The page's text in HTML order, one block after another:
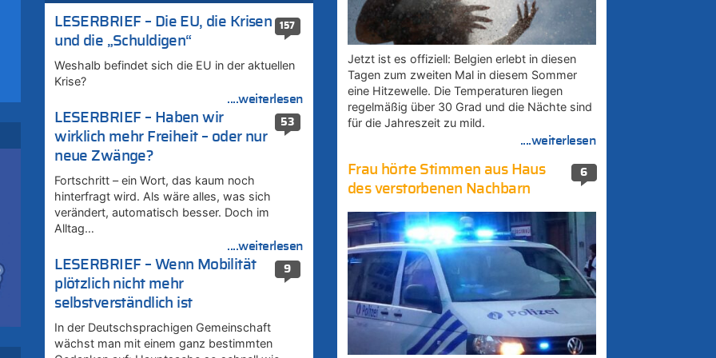
157
LESERBRIEF – Die EU, die Krisen
und die „Schuldigen“
Weshalb befindet sich die EU in der aktuellen
Krise?
....weiterlesen
53
LESERBRIEF – Haben wir
wirklich mehr Freiheit – oder nur
neue Zwänge?
Fortschritt – ein Wort, das kaum noch
hinterfragt wird. Als wäre alles, was sich
verändert, automatisch besser. Doch im
Alltag…
....weiterlesen
9
LESERBRIEF – Wenn Mobilität
plötzlich nicht mehr
selbstverständlich ist
In der Deutschsprachigen Gemeinschaft
wächst man mit einem ganz bestimmten
Jetzt ist es offiziell: Belgien erlebt in diesen
Tagen zum zweiten Mal in diesem Sommer
eine Hitzewelle. Die Temperaturen liegen
regelmäßig über 30 Grad und die Nächte sind
für die Jahreszeit zu mild.
....weiterlesen
6
Frau hörte Stimmen aus Haus
des verstorbenen Nachbarn